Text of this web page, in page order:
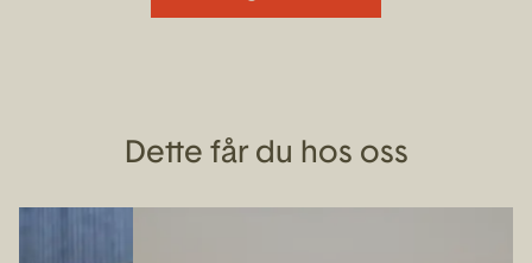
Dette får du hos oss